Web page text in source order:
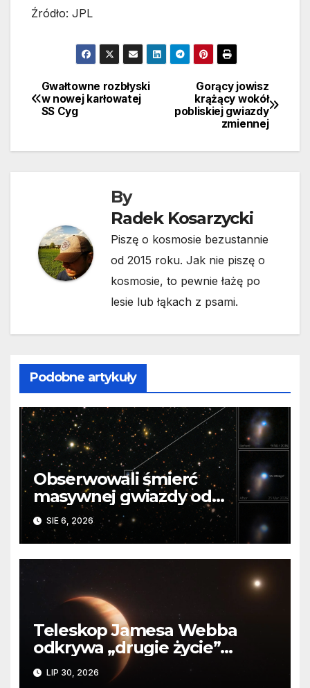
Źródło: JPL
Nawigacja
wpisu
Gorący jowisz
krążący wokół
pobliskiej gwiazdy
zmiennej
Gwałtowne rozbłyski
w nowej karłowatej
SS Cyg
By
Radek Kosarzycki
Piszę o kosmosie bezustannie
od 2015 roku. Jak nie piszę o
kosmosie, to pewnie łażę po
lesie lub łąkach z psami.
Podobne artykuły
Obserwowali śmierć
masywnej gwiazdy od
samego początku. Niezwykle
cenne dane
SIE 6, 2026
Teleskop Jamesa Webba
odkrywa „drugie życie”
planety krążącej wokół
martwej gwiazdy
LIP 30, 2026